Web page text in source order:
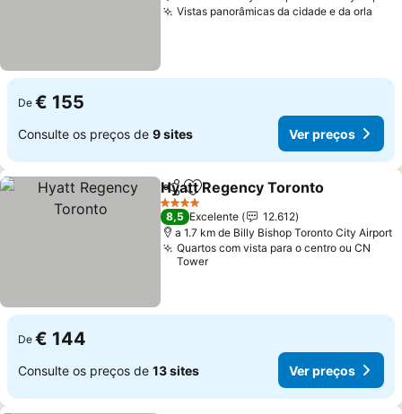
Vistas panorâmicas da cidade e da orla
De € 155
Consulte os preços de 9 sites Ver preços
PartilharAdicionar aos favoritos
Hyatt Regency Toronto
4 Estrelas
8,5 Excelente
12.612
a 1.7 km de Billy Bishop Toronto City Airport
Quartos com vista para o centro ou CN
Tower
De € 144
Consulte os preços de 13 sites Ver preços